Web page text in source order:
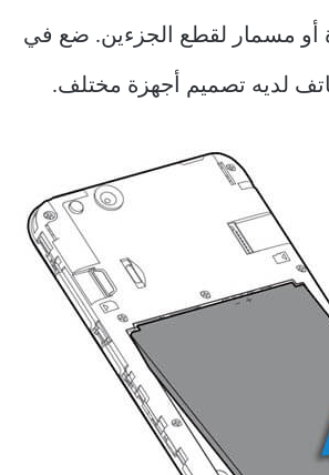
أو مسمار لقطع الجزءين. ضع في
لديه تصميم أجهزة مختلف.